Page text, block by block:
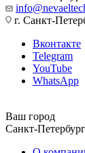
г. Санкт-
Вконтакте
Telegram
YouTube
WhatsApp
Ваш город
Санкт-Петербург